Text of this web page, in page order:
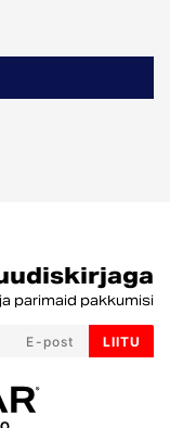
parimaid pakkumisi
LIITU